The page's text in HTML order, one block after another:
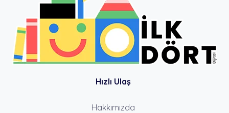
Hızlı Ulaş
Hakkımızda